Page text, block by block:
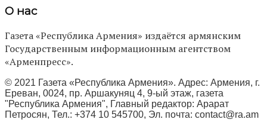
О нас
Газета «Республика Армения» издаётся армянским
Государственным информационным агентством
«Арменпресс».
© 2021 Газета «Республика Армения». Адрес: Армения, г.
Ереван, 0024, пр. Аршакуняц 4, 9-ый этаж, газета
"Республика Армения", Главный редактор: Арарат
Петросян, Тел.: +374 10 545700, Эл. почта: contact@ra.am